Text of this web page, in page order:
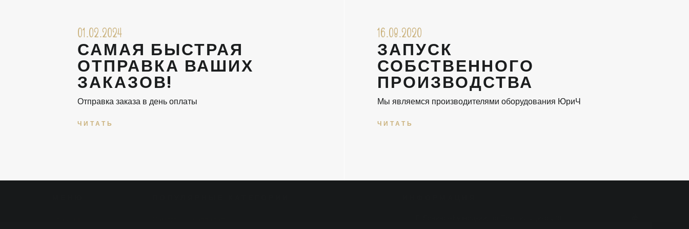
01.02.2024
САМАЯ БЫСТРАЯ
ОТПРАВКА ВАШИХ
ЗАКАЗОВ!
Отправка заказа в день оплаты
ЧИТАТЬ
16.08.2020
ЗАПУСК
СОБСТВЕННОГО
ПРОИЗВОДСТВА
Мы являемся производителями оборудования ЮриЧ
ЧИТАТЬ